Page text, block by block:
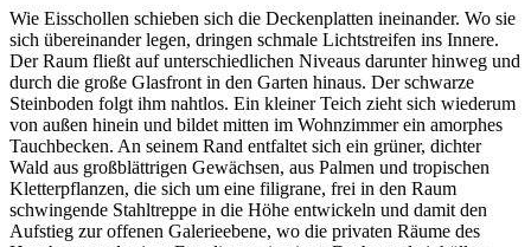
Wie Eisschollen schieben sich die Deckenplatten ineinander. Wo sie
sich übereinander legen, dringen schmale Lichtstreifen ins Innere.
Der Raum fließt auf unterschiedlichen Niveaus darunter hinweg und
durch die große Glasfront in den Garten hinaus. Der schwarze
Steinboden folgt ihm nahtlos. Ein kleiner Teich zieht sich wiederum
von außen hinein und bildet mitten im Wohnzimmer ein amorphes
Tauchbecken. An seinem Rand entfaltet sich ein grüner, dichter
Wald aus großblättrigen Gewächsen, aus Palmen und tropischen
Kletterpflanzen, die sich um eine filigrane, frei in den Raum
schwingende Stahltreppe in die Höhe entwickeln und damit den
Aufstieg zur offenen Galerieebene, wo die privaten Räume des